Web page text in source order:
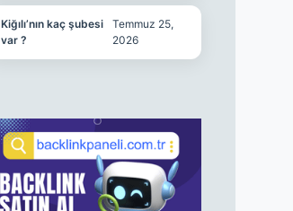
Kiğılı’nın kaç şubesi
var ?
Temmuz 25,
2026